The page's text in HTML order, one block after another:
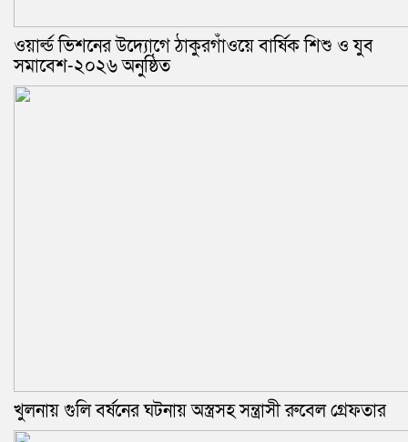
ওয়ার্ল্ড ভিশনের উদ্যোগে ঠাকুরগাঁওয়ে বার্ষিক শিশু ও যুব
সমাবেশ-২০২৬ অনুষ্ঠিত
খুলনায় গুলি বর্ষনের ঘটনায় অস্ত্রসহ সন্ত্রাসী রুবেল গ্রেফতার